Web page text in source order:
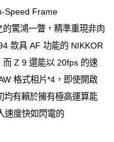
Speed Frame
驚鴻一瞥，精準重現非肉
款具 AF 功能的 NIKKOR
Z 9 還能以 20fps 的速
格式相片*4，即使開啟
均有賴於擁有極高運算能
速度快如閃電的